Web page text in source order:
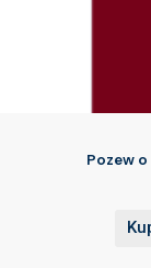
Pozew